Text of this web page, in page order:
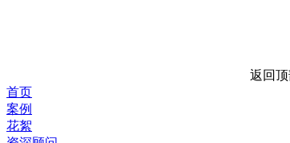
返回
首页
案例
花絮